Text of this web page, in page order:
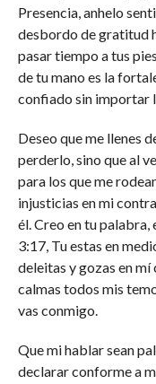
Presencia, anhelo
desbordo de gratitud
pasar tiempo a tus
de tu mano es la
confiado sin importar
Deseo que me llenes
perderlo, sino que al
para los que me
injusticias en mi
él. Creo en tu palabra,
3:17, Tu estas en
deleitas y gozas en
calmas todos mis
vas conmigo.
Que mi hablar sean
declarar conforme a